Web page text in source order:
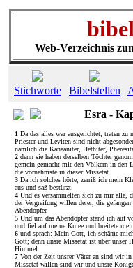
Web-Verzeichnis
Stichworte Bibelstellen
Esra -
1 Da das alles war ausgerichtet, traten
Priester und Leviten sind nicht
nämlich die Kanaaniter, Hethiter,
2 denn sie haben derselben Töchter
gemein gemacht mit den Völkern in den
die vornehmste in dieser Missetat.
3 Da ich solches hörte, zerriß ich mein
aus und saß bestürzt.
4 Und es versammelten sich zu mir alle,
der Vergreifung willen derer, die
Abendopfer.
5 Und um das Abendopfer stand ich auf
und fiel auf meine Kniee und breitete
6 und sprach: Mein Gott, ich schäme
Gott; denn unsre Missetat ist über unser
Himmel.
7 Von der Zeit unsrer Väter an sind wir in
Missetat willen sind wir und unsre